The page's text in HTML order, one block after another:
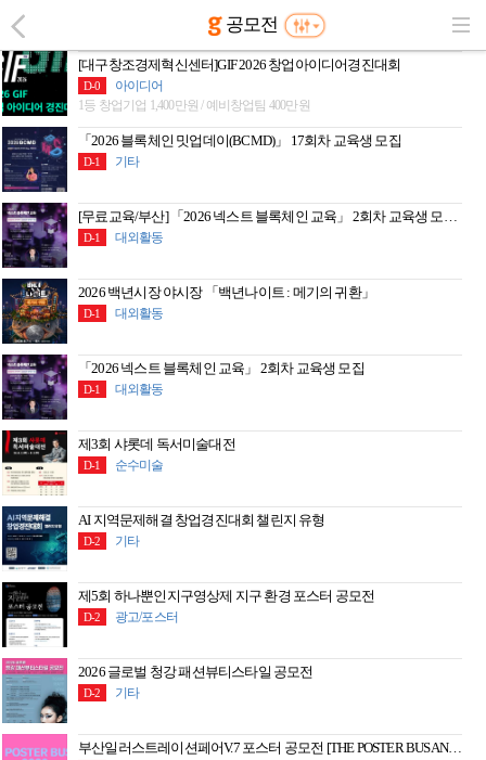
공모전
[대구창조경제혁신센터]GIF 2026 창업아이디어경진대회
D-0
아이디어
1등 창업기업 1,400만원 / 예비창업팀 400만원
「2026 블록체인 밋업데이(BCMD)」 17회차 교육생 모집
D-1 기타
[무료교육/부산] 「2026 넥스트 블록체인 교육」 2회차 교육생 모집 (~8/7)
D-1 대외활동
2026 백년시장 야시장 「백년나이트 : 메기의 귀환」
D-1 대외활동
「2026 넥스트 블록체인 교육」 2회차 교육생 모집
D-1 대외활동
제3회 샤롯데 독서미술대전
D-1 순수미술
AI 지역문제해결 창업경진대회 챌린지 유형
D-2 기타
제5회 하나뿐인지구영상제 지구 환경 포스터 공모전
D-2 광고/포스터
2026 글로벌 청강 패션뷰티스타일 공모전
D-2 기타
부산일러스트레이션페어V.7 포스터 공모전 [THE POSTER BUSAN 2026]